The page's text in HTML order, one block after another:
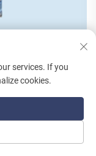
services. If you
cookies.